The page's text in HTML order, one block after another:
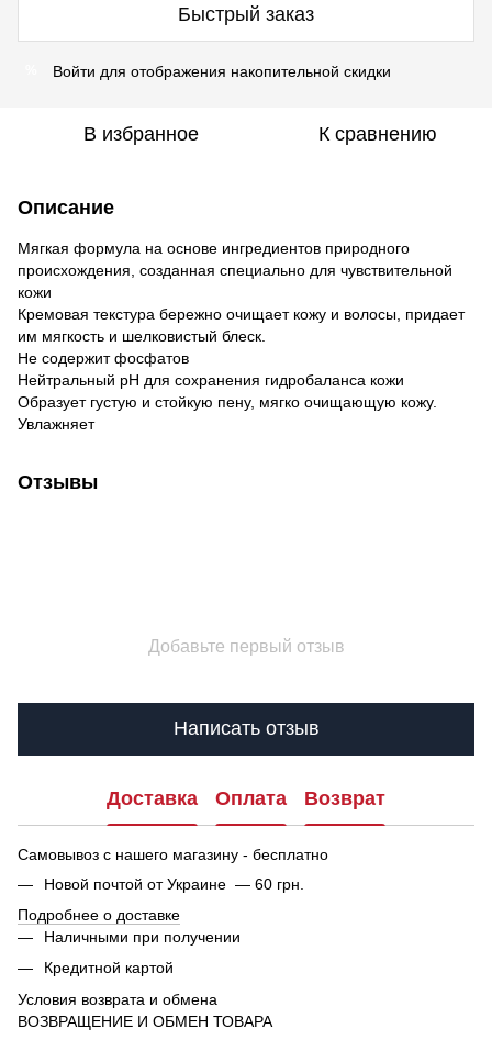
Быстрый заказ
Войти для отображения накопительной скидки
В избранное К сравнению
Описание
Мягкая формула на основе ингредиентов природного
происхождения, созданная специально для чувствительной
кожи
Кремовая текстура бережно очищает кожу и волосы, придает
им мягкость и шелковистый блеск.
Не содержит фосфатов
Нейтральный pH для сохранения гидробаланса кожи
Образует густую и стойкую пену, мягко очищающую кожу.
Увлажняет
Отзывы
Добавьте первый отзыв
Написать отзыв
Доставка Оплата Возврат
Самовывоз с нашего магазину - бесплатно
Новой почтой от Украине — 60 грн.
Подробнее о доставке
Наличными при получении
Кредитной картой
Условия возврата и обмена
ВОЗВРАЩЕНИЕ И ОБМЕН ТОВАРА